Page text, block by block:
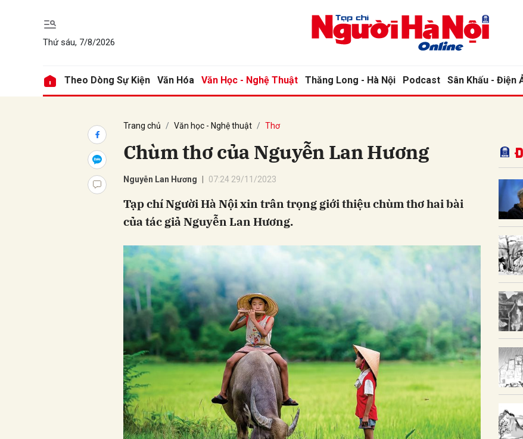
Thứ sáu, 7/8/2026
Theo Dòng Sự Kiện Văn Hóa Văn Học - Nghệ Thuật Thăng Long - Hà Nội Podcast Sân Khấu - Điện
Trang chủ Văn học - Nghệ thuật Thơ
Chùm thơ của Nguyễn Lan Hương
Nguyễn Lan Hương 07:24 29/11/2023
Tạp chí Người Hà Nội xin trân trọng giới thiệu chùm thơ hai bài
của tác giả Nguyễn Lan Hương.